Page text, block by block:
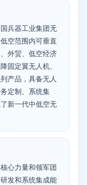
兵器工业集团无
空范围内可垂直
外贸、低空经济
固定翼无人机、
产品，具备无人
定制、系统集
新一代中低空无
心力量和领军团
发和系统集成能